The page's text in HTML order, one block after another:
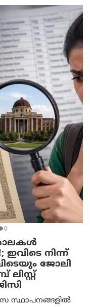
0
നിന്ന്
ജോലി
ലിസ്റ്റ്
സ്ഥാപനങ്ങളിൽ